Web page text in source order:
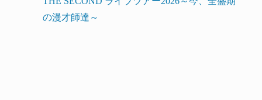
の漫才師達～